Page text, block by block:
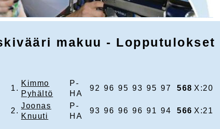
makuu - Lopputulokset
1.
Kimmo
Pyhältö
P-
HA
92 96 95 93 95 97 568 X:20
2.
Joonas
Knuuti
P-
HA
93 96 96 96 91 94 566 X:21